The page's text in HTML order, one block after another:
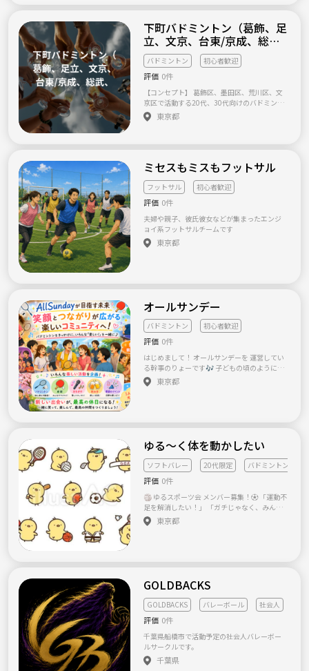
下町バドミントン（葛飾、足
立、文京、台東/京成、総
武、常磐）
バドミントン 初心者歓迎
評価 0件
【コンセプト】 葛飾区、墨田区、荒川区、文
京区で活動する20代、30代向けのバドミント
ンサークルです。経験問わず楽しめる事を大切
にします。 そのため、競技志向から少し離れ
礎やルールなどもお教えする時間を設けます
ので気軽にご参加ください！ 初心者コートの
他、初めて参加された方には積極的にコミュ
ニティーション取らせていただくことも考え
てますので、人見知りで不安な方もご安心く
ださい☺︎ 【代表者】 全国転勤で北海道からこ
の7月に東京へ来た31歳です。 バドミントン経
験は社会人から5年ほどゆるくやってます🏸
転勤で友人のいない方や社会人スタートの初
0代後半から40歳くらいを考えています！ レ
ベル→初心者〜4部くらい 代表は社会人開始で
5年ほどです。 部活経験はないのでガチではな
いですが 初心者へは基礎打ちなど楽しくお教
えします🏸 活動頻度→週1回 土日メイン 場所
集要項】 東京に来たばかりで年齢の近い仲間
作りをしたい方、楽しく運動したい方はサー
クルに入りづらいという方は是非一度体験に
開放で、人数が増えてきたら貸切利用なども
の方もリラックス出来るように以下の流れで
活動します 〈活動の流れ〉 ①基礎打ち（活動
開始から15分程度） ②挨拶 ③ゲーム＋レッス
ン （ゲームでワイワイするコートと、初心者
の方へのレッスン用コートに分けます） ④解
散→ご飯（飲み会なども🍺） 基本的には他の
サークルと大きな違いはないかもしれません
がコンセプトになってますので、活動後のご
飯や飲み会、季節のイベント（スノボ、BBQ
など）も出来ればと思っています！ 【最後
に】 まずは気軽にお問い合わせいただければ
と思います！ 応募が多いため、メッセージ内
容を確認の上、適宜連絡させていただきま
す！ ※ナンパやビジネス/投資/宗教勧誘等は
禁止しています。また事前のトラブル防止の観
点からマナー等にかけるメッセージへはご案
東京都
ミセスもミスもフットサル
フットサル 初心者歓迎
評価 0件
夫婦や親子、彼氏彼女などが集まったエンジ
ョイ系フットサルチームです
東京都
オールサンデー
バドミントン 初心者歓迎
評価 0件
はじめまして！ オールサンデーを 運営してい
る幹事のりょーです🎶 子どもの頃のように、
夢中になって遊んで、笑って、 「今日楽しか
ったね！」 と言える時間を作りたくて、 この
方や久しぶりにラケットを握る方、 一人参加
の方も大歓迎です♪ 「運動不足を解消した
い」 「新しい趣味を見つけたい」 「仕事以外
の友達がほしい」 そんな方が気軽に参加でき
る、 ゆるくて居心地の良い場所を目指してい
ます😊 私自身、人と話すことや、 みんなで笑
って過ごす時間が大好きです✨ 参加してくだ
さった皆さんが、 「また来たい！」 と思える
ような雰囲気づくりを大切にしています。 ぜ
東京都
ゆる〜く体を動かしたい
ソフトバレー 20代限定 バドミントン
評価 0件
🏐 ゆるスポーツ会 メンバー募集！⚽ 「運動不
足を解消したい！」 「ガチじゃなく、みんな
で楽しく体を動かしたい！」 そんな人向け
の、ゆる〜いスポーツサークルです！ 活動内
1人参加歓迎！ ・男女問わず歓迎！ ・運動が
得意じゃなくてもOK！ ・同世代の友達を作り
たい！ 主催者も1人で始めるので、初参加の方
も気軽に参加してください！ 活動について *
月1〜2回開催予定 * 参加人数は4〜8人くらい
の少人数を想定 * 参加費は施設利用料のみ（5
00円前後を予定） 年齢 20代限定です！ 主催
者も20歳の大学生で、人見知りなところがあ
るので、同世代で気軽に楽しめる場にしたい
東京都
GOLDBACKS
GOLDBACKS バレーボール 社会人
評価 0件
千葉県船橋市で活動予定の社会人バレーボー
ルサークルです。
千葉県